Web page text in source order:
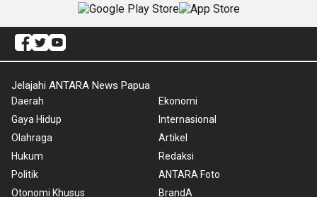
Jelajahi ANTARA News Papua
Daerah
Gaya Hidup
Olahraga
Hukum
Politik
Otonomi Khusus
Ekonomi
Internasional
Artikel
Redaksi
ANTARA Foto
BrandA